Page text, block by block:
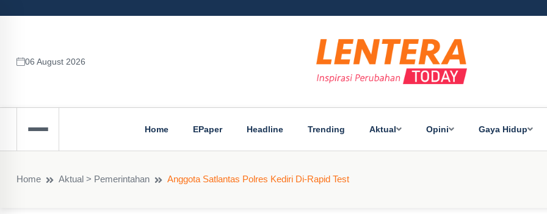
06 August 2026
Home EPaper Headline Trending Aktual Opini Gaya Hidup
Home Aktual > Pemerintahan Anggota Satlantas Polres Kediri Di-Rapid Test